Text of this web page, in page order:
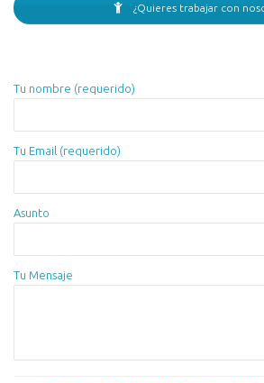
¿Quieres trabajar con
Tu nombre (requerido)
Tu Email (requerido)
Asunto
Tu Mensaje